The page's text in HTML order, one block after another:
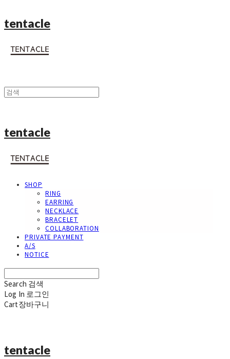
tentacle
tentacle
SHOP
RING
EARRING
NECKLACE
BRACELET
COLLABORATION
PRIVATE PAYMENT
A/S
NOTICE
Search 검색
Log In 로그인
Cart장바구니
tentacle